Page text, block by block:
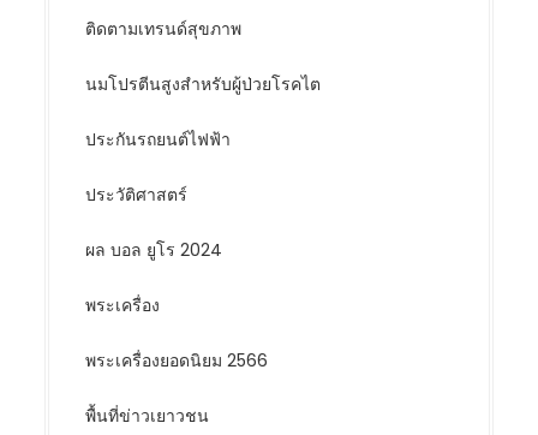
ติดตามเทรนด์สุขภาพ
นมโปรตีนสูงสำหรับผู้ป่วยโรคไต
ประกันรถยนต์ไฟฟ้า
ประวัติศาสตร์
ผล บอล ยูโร 2024
พระเครื่อง
พระเครื่องยอดนิยม 2566
พื้นที่ข่าวเยาวชน